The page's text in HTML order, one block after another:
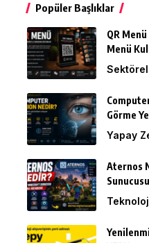
Popüler Başlıklar
QR
Menü
Sektörel
Görme
Yapay
Aternos